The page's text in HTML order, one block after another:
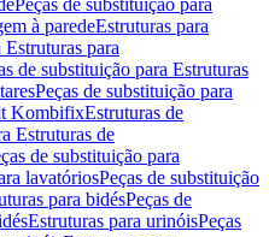
Peças de substituição para
à paredeEstruturas para
para
de substituição para Estruturas
Peças de substituição para
KombifixEstruturas de
Estruturas de
de substituição para
lavatóriosPeças de substituição
para bidésPeças de
Estruturas para urinóisPeças